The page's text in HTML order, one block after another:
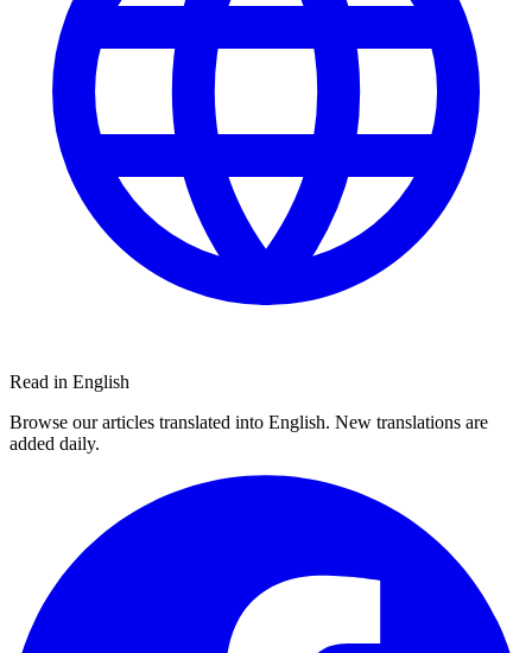
Read in English
Browse our articles translated into English. New translations are
added daily.